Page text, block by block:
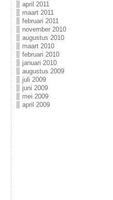
april 2011
maart 2011
februari 2011
november 2010
augustus 2010
maart 2010
februari 2010
januari 2010
augustus 2009
juli 2009
juni 2009
mei 2009
april 2009